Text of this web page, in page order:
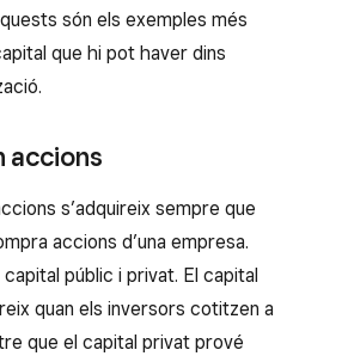
són els exemples més
que hi pot haver dins
accions
s’adquireix sempre que
accions d’una empresa.
capital públic i privat. El capital
quan els inversors cotitzen a
que el capital privat prové